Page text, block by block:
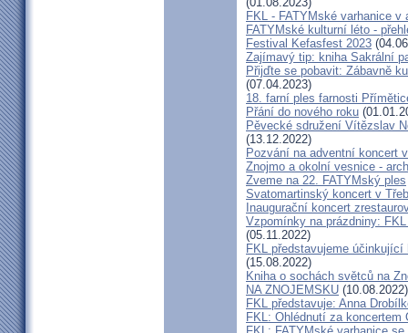
FKL - FATYMské varhanice v
FATYMské kulturní léto -
Festival Kefasfest 2023
Zajímavý tip: kniha Sakrální
Přijďte se pobavit: Zábavně
(07.04.2023)
18. farní ples farnosti
Přání do nového roku
Pěvecké sdružení Vítězslav
(13.12.2022)
Pozvání na adventní koncert
Znojmo a okolní vesnice -
Zveme na 22. FATYMský ples
Svatomartinský koncert v
Inaugurační koncert
Vzpomínky na prázdniny:
(05.11.2022)
FKL představujeme účinkující
(15.08.2022)
Kniha o sochách světců na
NA ZNOJEMSKU (10.08.2022)
FKL představuje: Anna
FKL: Ohlédnutí za koncertem